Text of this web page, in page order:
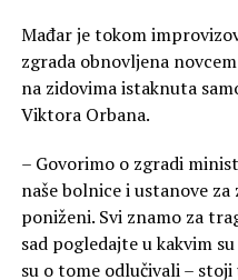
Mađar je tokom
zgrada obnovljena
na zidovima istaknuta
Viktora Orbana.
– Govorimo o zgradi
naše bolnice i ustanove
poniženi. Svi znamo za
sad pogledajte u kakvim
su o tome odlučivali –